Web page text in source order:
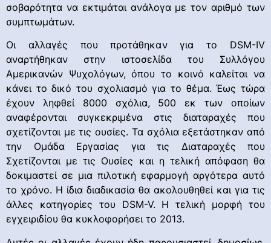
σοβαρότητα να εκτιμάται ανάλογα με τον αριθμό των
συμπτωμάτων.
Οι αλλαγές που προτάθηκαν για το DSM-IV
αναρτήθηκαν στην ιστοσελίδα του Συλλόγου
Αμερικανών Ψυχολόγων, όπου το κοινό καλείται να
κάνει το δικό του σχολιασμό για το θέμα. Έως τώρα
έχουν ληφθεί 8000 σχόλια, 500 εκ των οποίων
αναφέρονται συγκεκριμένα στις διαταραχές που
σχετίζονται με τις ουσίες. Τα σχόλια εξετάστηκαν από
την Ομάδα Εργασίας για τις Διαταραχές που
Σχετίζονται με τις Ουσίες και η τελική απόφαση θα
δοκιμαστεί σε μια πιλοτική εφαρμογή αργότερα αυτό
το χρόνο. Η ίδια διαδικασία θα ακολουθηθεί και για τις
άλλες κατηγορίες του DSM-V. Η τελική μορφή του
εγχειριδίου θα κυκλοφορήσει το 2013.